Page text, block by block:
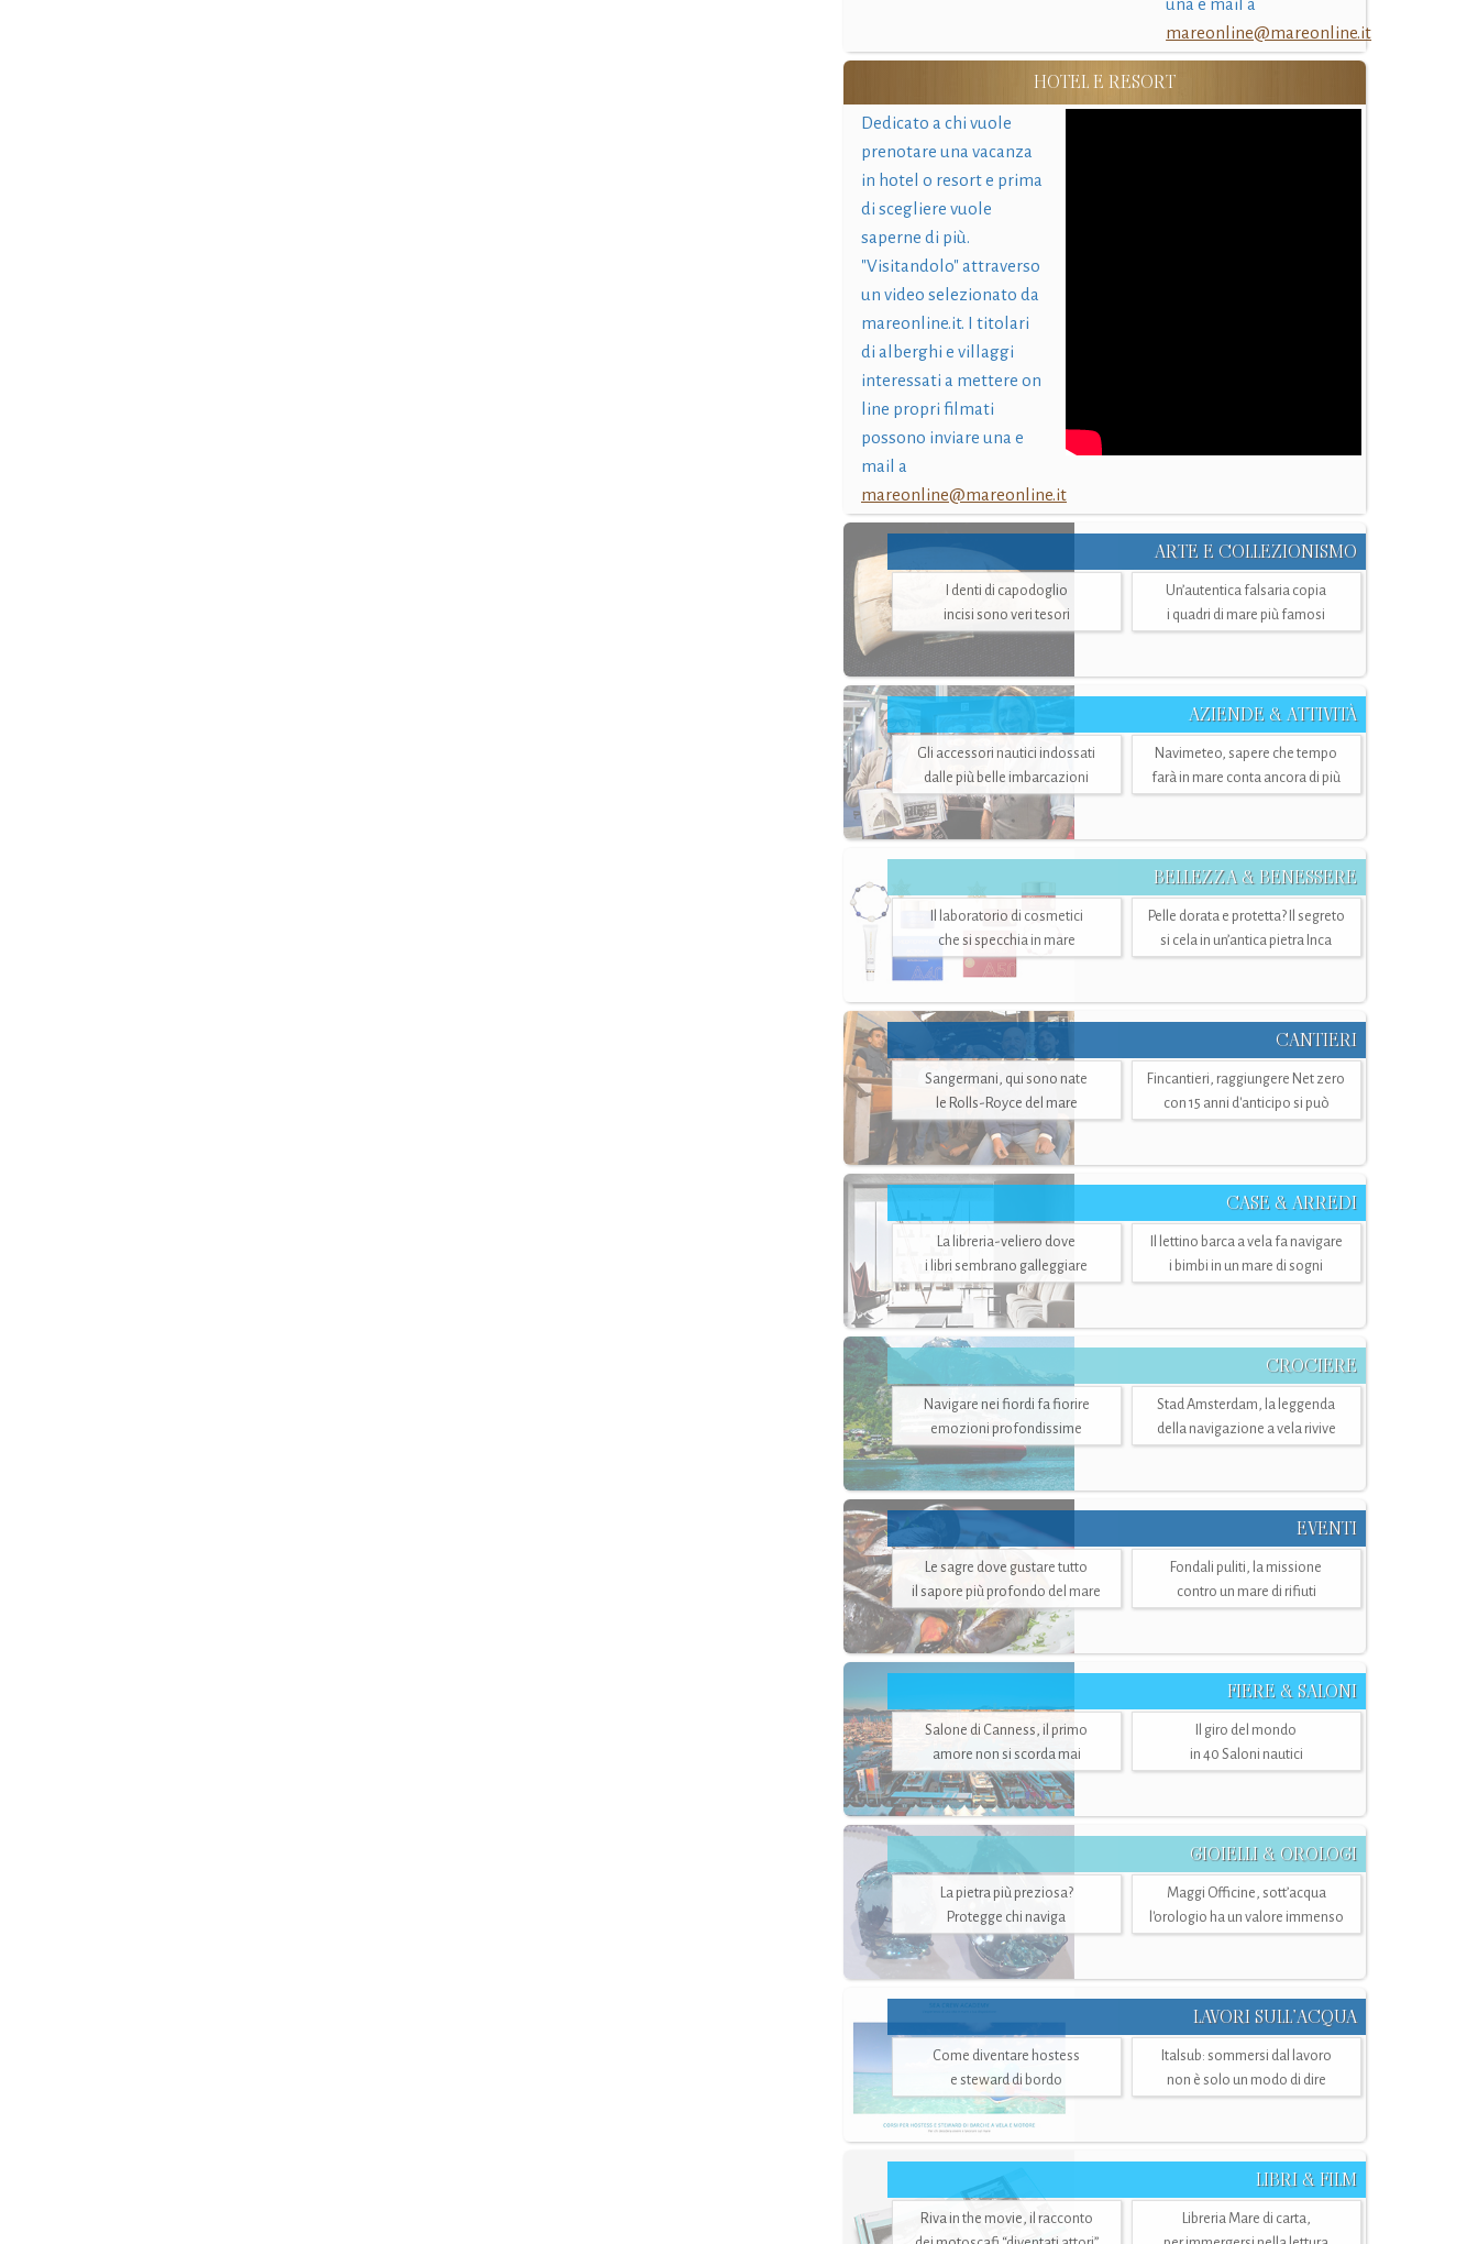
mareonline@mareonline.it
HOTEL E RESORT
Dedicato a chi vuole
prenotare una vacanza
in hotel o resort e prima
di scegliere vuole
saperne di più.
"Visitandolo" attraverso
un video selezionato da
mareonline.it. I titolari
di alberghi e villaggi
interessati a mettere on
line propri filmati
possono inviare una e
mail a
mareonline@mareonline.it
ARTE E COLLEZIONISMO
I denti di capodoglio
incisi sono veri tesori
Un’autentica falsaria copia
i quadri di mare più famosi
AZIENDE & ATTIVITÀ
Gli accessori nautici indossati
dalle più belle imbarcazioni
Navimeteo, sapere che tempo
farà in mare conta ancora di più
BELLEZZA & BENESSERE
Il laboratorio di cosmetici
che si specchia in mare
Pelle dorata e protetta? Il segreto
si cela in un’antica pietra Inca
CANTIERI
Sangermani, qui sono nate
le Rolls-Royce del mare
Fincantieri, raggiungere Net zero
con 15 anni d'anticipo si può
CASE & ARREDI
La libreria-veliero dove
i libri sembrano galleggiare
Il lettino barca a vela fa navigare
i bimbi in un mare di sogni
CROCIERE
Navigare nei fiordi fa fiorire
emozioni profondissime
Stad Amsterdam, la leggenda
della navigazione a vela rivive
EVENTI
Le sagre dove gustare tutto
il sapore più profondo del mare
Fondali puliti, la missione
contro un mare di rifiuti
FIERE & SALONI
Salone di Canness, il primo
amore non si scorda mai
Il giro del mondo
in 40 Saloni nautici
GIOIELLI & OROLOGI
La pietra più preziosa?
Protegge chi naviga
Maggi Officine, sott’acqua
l'orologio ha un valore immenso
LAVORI SULL’ACQUA
Come diventare hostess
e steward di bordo
Italsub: sommersi dal lavoro
non è solo un modo di dire
LIBRI & FILM
Riva in the movie, il racconto
Libreria Mare di carta,